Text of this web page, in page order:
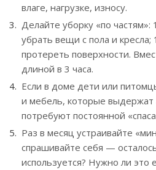
влаге, нагрузке, износу.
Делайте уборку «по
убрать вещи с пола и
протереть поверхности.
длиной в 3 часа.
Если в доме дети или
и мебель, которые выдержат
потребуют постоянной
Раз в месяц устраивайте
спрашивайте себя —
используется? Нужно ли это